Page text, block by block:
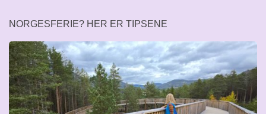
NORGESFERIE? HER ER TIPSENE